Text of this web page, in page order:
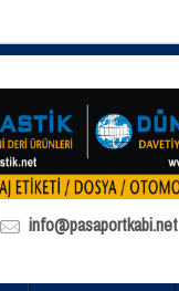
info@pasaportkabi.net